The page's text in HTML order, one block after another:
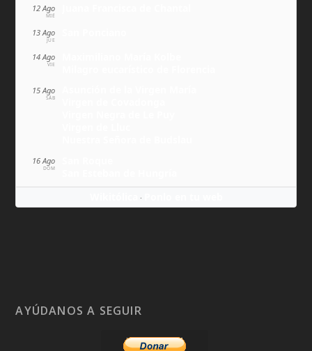
12 Ago
MIÉ
13 Ago
JUE
14 Ago
VIE
15 Ago
SÁB
16 Ago
DOM
·
AYÚDANOS A SEGUIR